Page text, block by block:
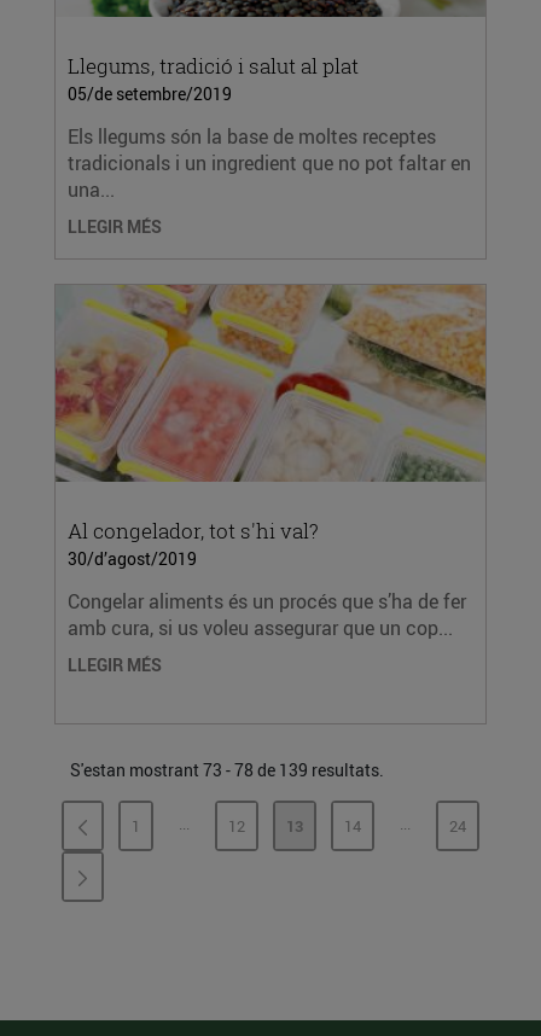
Llegums, tradició i salut al plat
05/de setembre/2019
Els llegums són la base de moltes receptes
tradicionals i un ingredient que no pot faltar en
una...
LLEGIR MÉS
Al congelador, tot s'hi val?
30/d’agost/2019
Congelar aliments és un procés que s’ha de fer
amb cura, si us voleu assegurar que un cop...
LLEGIR MÉS
S'estan mostrant 73 - 78 de 139 resultats.
PÀGINA
1 ...PÀGINES INTERMÈDIES
PÀGINA
12 PÀGINA
13 PÀGINA
14 ...PÀGINESPÀGINA
24